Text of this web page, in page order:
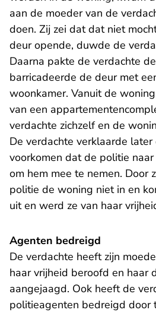
aan de moeder van de
doen. Zij zei dat dat niet
deur opende, duwde de
Daarna pakte de verdachte
barricadeerde de deur met
woonkamer. Vanuit de
van een
verdachte zichzelf en de
De verdachte verklaarde
voorkomen dat de politie
om hem mee te nemen. Door
politie de woning niet in en
uit en werd ze van haar
Agenten bedreigd
De verdachte heeft zijn
haar vrijheid beroofd en haar
aangejaagd. Ook heeft de
politieagenten bedreigd door